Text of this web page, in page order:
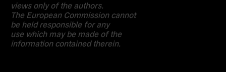
views only of the authors.
The European Commission cannot
be held responsible for any
use which may be made of the
information contained therein.